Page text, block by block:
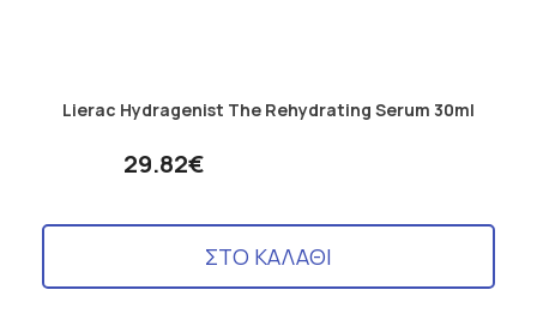
Lierac Hydragenist The Rehydrating Serum 30ml
29.82€
ΣΤΟ ΚΑΛΑΘΙ